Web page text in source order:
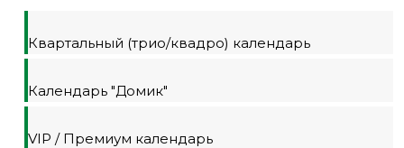
Квартальный (трио/квадро) календарь
Календарь "Домик"
VIP / Премиум календарь